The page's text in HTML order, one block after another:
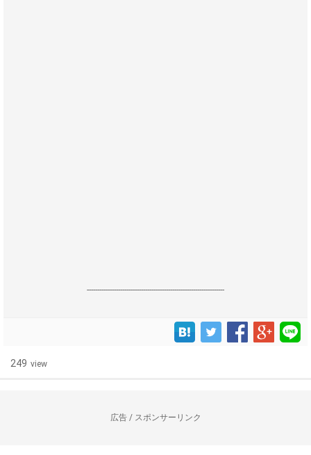
------------------------------------------------------------------
249 view
広告 / スポンサーリンク